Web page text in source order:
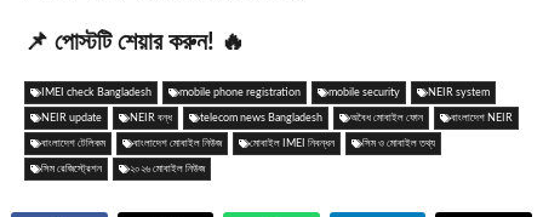
📌 পোস্টটি শেয়ার করুন! 🔥
IMEI check Bangladesh mobile phone registration mobile security NEIR system
NEIR update NEIR বন্ধ telecom news Bangladesh অবৈধ মোবাইল ফোন বাংলাদেশ NEIR
বাংলাদেশ টেলিকম বাংলাদেশ মোবাইল নিউজ মোবাইল IMEI নিবন্ধন সিম ও মোবাইল তথ্য
সিম রেজিস্ট্রেশন ২০২৬ মোবাইল নিউজ